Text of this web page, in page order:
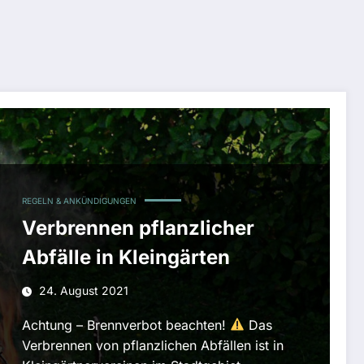
REGELN & ANKÜNDIGUNGEN
Verbrennen pflanzlicher
Abfälle in Kleingärten
24. August 2021
Achtung – Brennverbot beachten!
Das
Verbrennen von pflanzlichen Abfällen ist in